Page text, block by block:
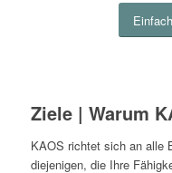
Ziele | Warum
KAOS richtet sich an alle
diejenigen, die Ihre